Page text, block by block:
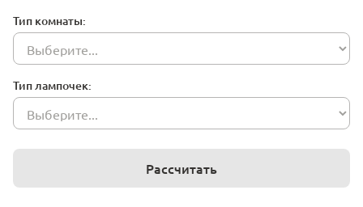
Тип комнаты:
Тип лампочек:
Рассчитать